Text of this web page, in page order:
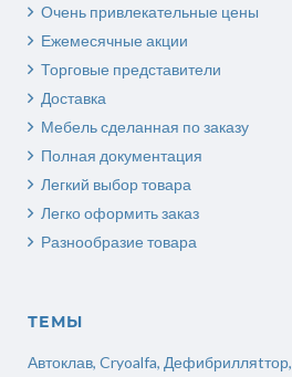
Очень привлекательные цены
Ежемесячные акции
Торговые представители
Доставка
Мебель сделанная по заказу
Полная документация
Легкий выбор товара
Легко оформить заказ
Разнообразие товара
ТЕМЫ
Автоклав, Cryoalfa, Дефибрилляtтор,